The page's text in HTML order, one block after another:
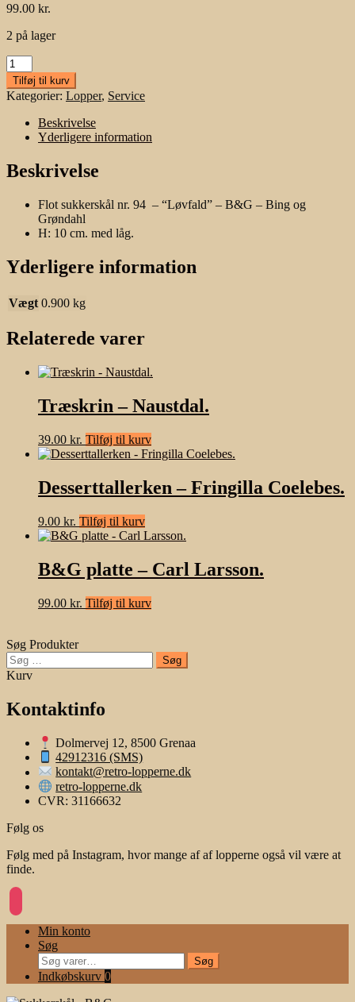
99.00 kr.
2 på lager
Sukkerskål
-
B&G.
antal
Tilføj til kurv
Kategorier: Lopper, Service
Beskrivelse
Yderligere information
Beskrivelse
Flot sukkerskål nr. 94 – “Løvfald” – B&G – Bing og
Grøndahl
H: 10 cm. med låg.
Yderligere information
Vægt 0.900 kg
Relaterede varer
Træskrin – Naustdal.
39.00 kr. Tilføj til kurv
Desserttallerken – Fringilla Coelebes.
9.00 kr. Tilføj til kurv
B&G platte – Carl Larsson.
99.00 kr. Tilføj til kurv
Søg Produkter
Søg
efter:
Kurv
Kontaktinfo
Dolmervej 12, 8500 Grenaa
42912316 (SMS)
kontakt@retro-lopperne.dk
retro-lopperne.dk
CVR: 31166632
Følg os
Følg med på Instagram, hvor mange af af lopperne også vil være at
finde.
Min konto
Søg
Søg
efter:
Søg
Indkøbskurv 0